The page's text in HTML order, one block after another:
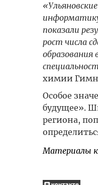
показали
рост числа
образования
химии
Особое
будущее».
региона,
Материалы